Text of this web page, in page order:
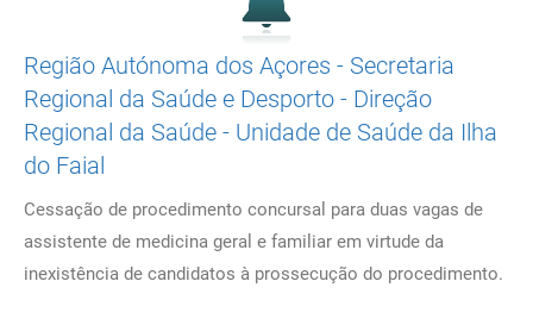
Região Autónoma dos Açores - Secretaria
Regional da Saúde e Desporto - Direção
Regional da Saúde - Unidade de Saúde da Ilha
do Faial
Cessação de procedimento concursal para duas vagas de
assistente de medicina geral e familiar em virtude da
inexistência de candidatos à prossecução do procedimento.